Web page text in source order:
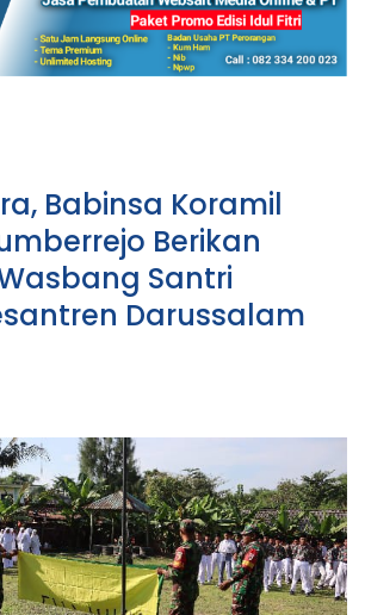
Babinsa Koramil
Berikan
Santri
Darussalam